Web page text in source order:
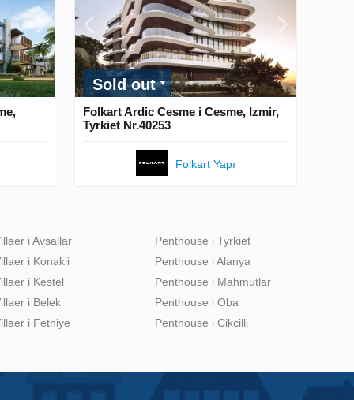
Sold out
Folkart Ardic Cesme i Cesme, Izmir,
Tyrkiet Nr.40253
Folkart Yapı
i Avsallar
i Konakli
i Kestel
i Belek
i Fethiye
Penthouse i Tyrkiet
Penthouse i Alanya
Penthouse i Mahmutlar
Penthouse i Oba
Penthouse i Cikcilli